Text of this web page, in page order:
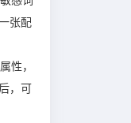
张配
性，
，可